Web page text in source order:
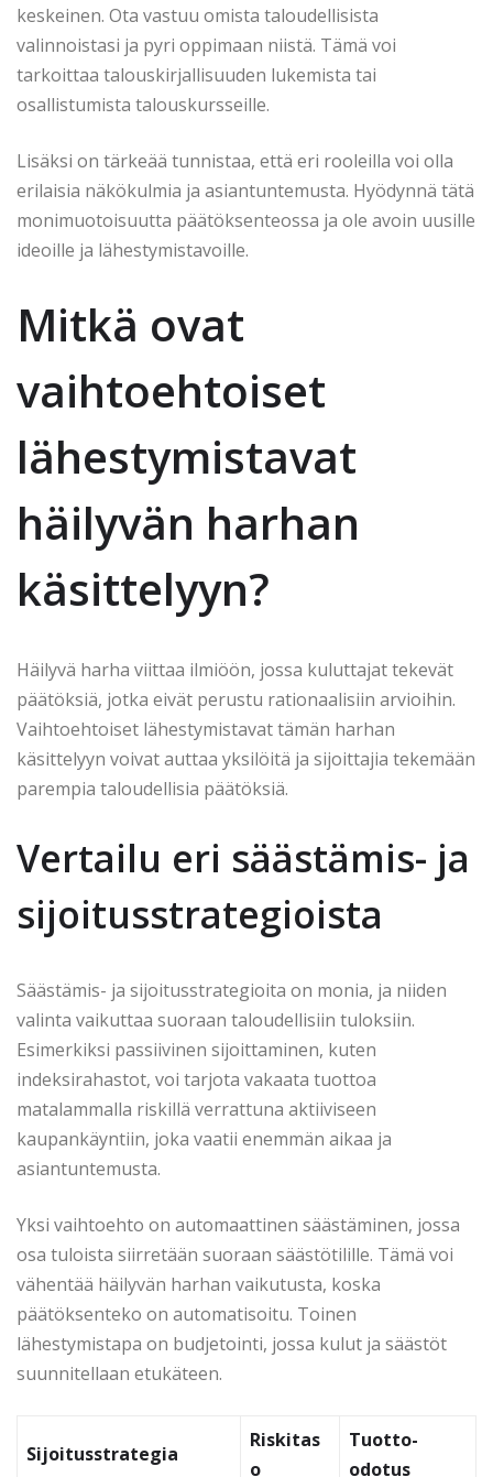
keskeinen. Ota vastuu omista taloudellisista
valinnoistasi ja pyri oppimaan niistä. Tämä voi
tarkoittaa talouskirjallisuuden lukemista tai
osallistumista talouskursseille.
Lisäksi on tärkeää tunnistaa, että eri rooleilla voi olla
erilaisia näkökulmia ja asiantuntemusta. Hyödynnä tätä
monimuotoisuutta päätöksenteossa ja ole avoin uusille
ideoille ja lähestymistavoille.
Mitkä ovat
vaihtoehtoiset
lähestymistavat
häilyvän harhan
käsittelyyn?
Häilyvä harha viittaa ilmiöön, jossa kuluttajat tekevät
päätöksiä, jotka eivät perustu rationaalisiin arvioihin.
Vaihtoehtoiset lähestymistavat tämän harhan
käsittelyyn voivat auttaa yksilöitä ja sijoittajia tekemään
parempia taloudellisia päätöksiä.
Vertailu eri säästämis- ja
sijoitusstrategioista
Säästämis- ja sijoitusstrategioita on monia, ja niiden
valinta vaikuttaa suoraan taloudellisiin tuloksiin.
Esimerkiksi passiivinen sijoittaminen, kuten
indeksirahastot, voi tarjota vakaata tuottoa
matalammalla riskillä verrattuna aktiiviseen
kaupankäyntiin, joka vaatii enemmän aikaa ja
asiantuntemusta.
Yksi vaihtoehto on automaattinen säästäminen, jossa
osa tuloista siirretään suoraan säästötilille. Tämä voi
vähentää häilyvän harhan vaikutusta, koska
päätöksenteko on automatisoitu. Toinen
lähestymistapa on budjetointi, jossa kulut ja säästöt
suunnitellaan etukäteen.
Sijoitusstrategia
Riskitas
o
Tuotto-
odotus